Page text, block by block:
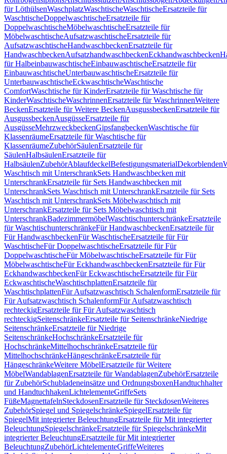
für LöthülsenWaschplatzWaschtischeWaschtischeErsatzteile für
WaschtischeDoppelwaschtischeErsatzteile für
DoppelwaschtischeMöbelwaschtischeErsatzteile für
MöbelwaschtischeAufsatzwaschtischeErsatzteile für
AufsatzwaschtischeHandwaschbeckenErsatzteile für
HandwaschbeckenAufsatzhandwaschbeckenEckhandwaschbecken
für HalbeinbauwaschtischeEinbauwaschtischeErsatzteile für
EinbauwaschtischeUnterbauwaschtischeErsatzteile für
UnterbauwaschtischeEckwaschtischeWaschtische
ComfortWaschtische für KinderErsatzteile für Waschtische für
KinderWaschtischeWaschrinnenErsatzteile für WaschrinnenWeitere
BeckenErsatzteile für Weitere BeckenAusgussbeckenErsatzteile für
AusgussbeckenAusgüsseErsatzteile für
AusgüsseMehrzweckbeckenGipsfangbeckenWaschtische für
KlassenräumeErsatzteile für Waschtische für
KlassenräumeZubehörSäulenErsatzteile für
SäulenHalbsäulenErsatzteile für
HalbsäulenZubehörAblaufdeckelBefestigungsmaterialDekorblenden
Waschtisch mit UnterschrankSets Handwaschbecken mit
UnterschrankErsatzteile für Sets Handwaschbecken mit
UnterschrankSets Waschtisch mit UnterschrankErsatzteile für Sets
Waschtisch mit UnterschrankSets Möbelwaschtisch mit
UnterschrankErsatzteile für Sets Möbelwaschtisch mit
UnterschrankBadezimmermöbelWaschtischunterschränkeErsatzteile
für WaschtischunterschränkeFür HandwaschbeckenErsatzteile für
Für HandwaschbeckenFür WaschtischeErsatzteile für Für
WaschtischeFür DoppelwaschtischeErsatzteile für Für
DoppelwaschtischeFür MöbelwaschtischeErsatzteile für Für
MöbelwaschtischeFür EckhandwaschbeckenErsatzteile für Für
EckhandwaschbeckenFür EckwaschtischeErsatzteile für Für
EckwaschtischeWaschtischplattenErsatzteile für
WaschtischplattenFür Aufsatzwaschtisch SchalenformErsatzteile für
Für Aufsatzwaschtisch SchalenformFür Aufsatzwaschtisch
rechteckigErsatzteile für Für Aufsatzwaschtisch
rechteckigSeitenschränkeErsatzteile für SeitenschränkeNiedrige
SeitenschränkeErsatzteile für Niedrige
SeitenschränkeHochschränkeErsatzteile für
HochschränkeMittelhochschränkeErsatzteile für
MittelhochschränkeHängeschränkeErsatzteile für
HängeschränkeWeitere MöbelErsatzteile für Weitere
MöbelWandablagenErsatzteile für WandablagenZubehörErsatzteile
für ZubehörSchubladeneinsätze und OrdnungsboxenHandtuchhalter
und HandtuchhakenLichtelementeGriffeSets
FüßeMagnettafelnSteckdosenErsatzteile für SteckdosenWeiteres
ZubehörSpiegel und SpiegelschränkeSpiegelErsatzteile für
SpiegelMit integrierter BeleuchtungErsatzteile für Mit integrierter
BeleuchtungSpiegelschränkeErsatzteile für SpiegelschränkeMit
integrierter BeleuchtungErsatzteile für Mit integrierter
BeleuchtungZubehörLichtelementeGriffeWeiteres